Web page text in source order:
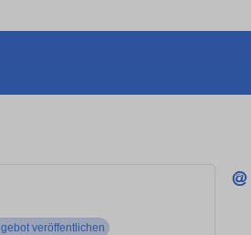
veröffentlichen